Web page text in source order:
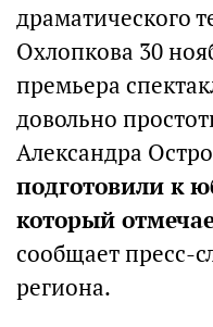
драматического
Охлопкова 30
премьера
довольно
Александра
подготовили к
который
сообщает пресс-
региона.